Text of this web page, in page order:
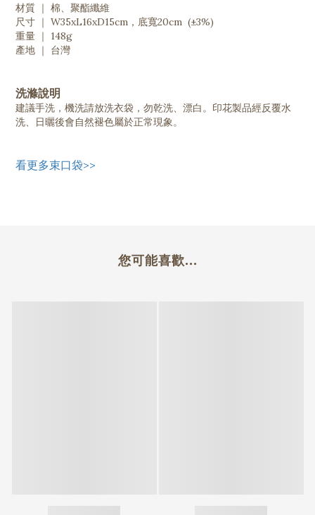
材質 ｜ 棉、聚酯纖維
尺寸 ｜ W35xL16xD15cm，底寬20cm (±3%)
重量 ｜ 148g
產地 ｜ 台灣
洗滌說明
建議手洗，機洗請放洗衣袋，勿乾洗、漂白。印花製品經反覆水
洗、日曬後會自然褪色屬於正常現象。
看更多束口袋>>
您可能喜歡...